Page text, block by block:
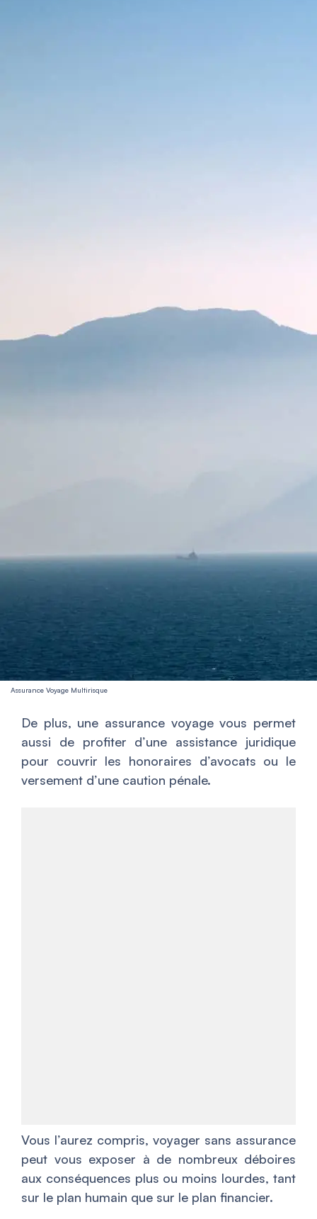
Assurance Voyage Multirisque
De plus, une assurance voyage vous permet
aussi de profiter d’une assistance juridique
pour couvrir les honoraires d’avocats ou le
versement d’une caution pénale.
Vous l’aurez compris, voyager sans assurance
peut vous exposer à de nombreux déboires
aux conséquences plus ou moins lourdes, tant
sur le plan humain que sur le plan financier.